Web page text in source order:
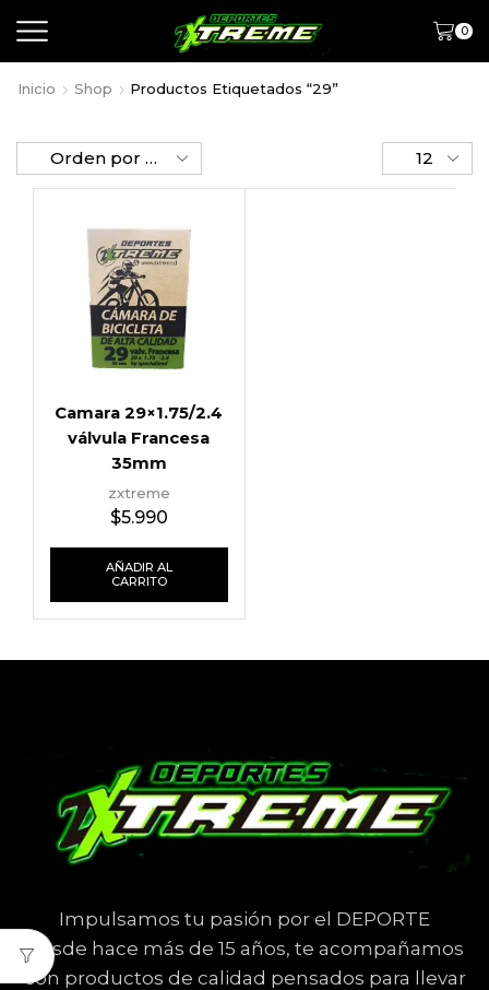
0
Inicio Shop Productos Etiquetados “29”
Camara 29×1.75/2.4
válvula Francesa
35mm
zxtreme
$5.990
AÑADIR AL
CARRITO
Impulsamos tu pasión por el DEPORTE
Desde hace más de 15 años, te acompañamos
con productos de calidad pensados para llevar